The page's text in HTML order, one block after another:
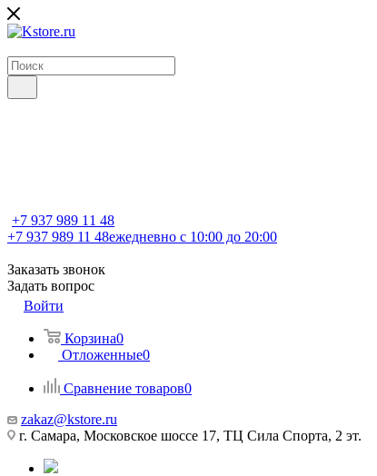
+7 937 989 11 48
+7 937 989 11 48ежедневно с 10:00 до 20:00
Заказать звонок
Задать вопрос
Войти
Корзина0
Отложенные0
Сравнение товаров0
zakaz@kstore.ru
г. Самара, Московское шоссе 17, ТЦ Сила Спорта, 2 эт.